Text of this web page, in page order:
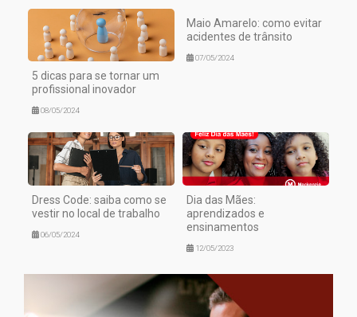
5 dicas para se tornar um
profissional inovador
08/05/2024
Maio Amarelo: como evitar
acidentes de trânsito
07/05/2024
Dress Code: saiba como se
vestir no local de trabalho
06/05/2024
Dia das Mães:
aprendizados e
ensinamentos
12/05/2023